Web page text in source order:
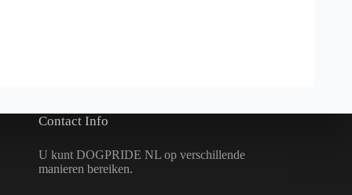
Contact Info
U kunt DOGPRIDE NL op verschillende
manieren bereiken.